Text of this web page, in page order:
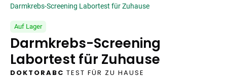
Darmkrebs-Screening Labortest für Zuhause
Auf Lager
Darmkrebs-Screening
Labortest für Zuhause
DOKTORABC TEST FÜR ZU HAUSE